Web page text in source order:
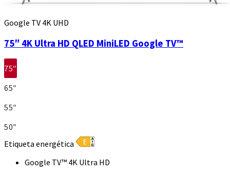
Google TV 4K UHD
75″ 4K Ultra HD QLED MiniLED Google TV™
75″
65″
55″
50″
Etiqueta energética
Google TV™ 4K Ultra HD